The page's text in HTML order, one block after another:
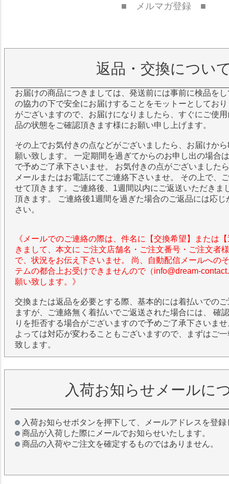
■ メルマガ登録 ■
返品・交換につい
お届けの商品につきましては、発送前には事前に検品を
の協力の下で安全にお届けすることをモットーとしてお
がございますので、お届けになりましたら、すぐにご使
品の状態をご確認頂きます様にお願い申し上げます。
その上でお気付きの点などがございましたら、お届けか
願い致します。 一定期間を過ぎてからのお申し出の場合
で予めご了承下さいませ。 お気付きの点がございました
メールまたはお電話にてご連絡下さいませ。 その上で、
せて頂きます。ご連絡後、1週間以内にご返送いただきま
頂きます。 ご連絡後1週間を過ぎた場合のご返品には応
さい。
《メールでのご連絡の際は、件名に【交換希望】または
きまして、本文に ご注文店舗名・ご注文番号・ご注文者
で、状況をお伝え下さいませ。 尚、自動配信メールへの
テムの都合上お受けできませんので（info@dream-
願い致します。》
交換または返品を必要とする際、基本的には着払いでの
ますが、ご連絡無く着払いでご返送された場合には、 確
りを拒否する場合がございますので予めご了承下さいま
よっては対応が変わることもございますので、まずはご
致します。
入荷お知らせメールに
入荷お知らせボタンを押下して、メールアドレスを登
商品が入荷した際にメールでお知らせいたします。
商品の入荷やご注文を確定するものではありません。